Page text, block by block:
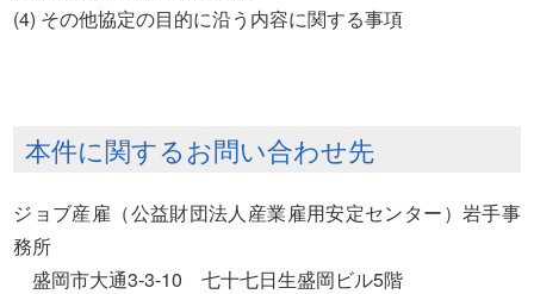
(4) その他協定の目的に沿う内容に関する事項
本件に関するお問い合わせ先
ジョブ産雇（公益財団法人産業雇用安定センター）岩手事
務所
盛岡市大通3-3-10 七十七日生盛岡ビル5階